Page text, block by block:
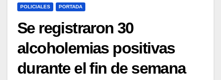
POLICIALES PORTADA
Se registraron 30
alcoholemias positivas
durante el fin de semana